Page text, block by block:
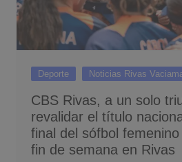
Deporte Noticias Rivas
CBS Rivas, a un solo
revalidar el título
final del sófbol
fin de semana en Rivas